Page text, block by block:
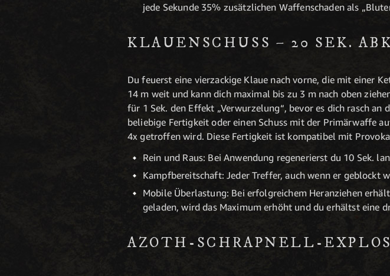
jede Sekunde 35% zusätzlichen Waffenschaden als
KLAUENSCHUSS – 20 SEK.
Du feuerst eine vierzackige Klaue nach vorne, die mit einer
14 m weit und kann dich maximal bis zu 3 m nach oben
für 1 Sek. den Effekt „Verwurzelung“, bevor es dich rasch an
beliebige Fertigkeit oder einen Schuss mit der Primärwaffe
4x getroffen wird. Diese Fertigkeit ist kompatibel mit
Rein und Raus: Bei Anwendung regenerierst du 10 Sek.
Kampfbereitschaft: Jeder Treffer, auch wenn er geblockt
Mobile Überlastung: Bei erfolgreichem Heranziehen
geladen, wird das Maximum erhöht und du erhältst eine
AZOTH-SCHRAPNELL-